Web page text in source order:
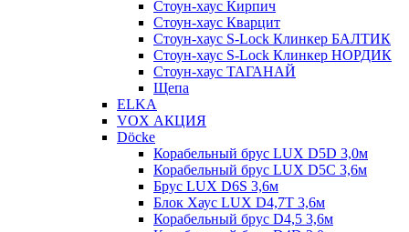
Стоун-хаус Кирпич
Стоун-хаус Кварцит
Стоун-хаус S-Lock Клинкер БАЛТИК
Стоун-хаус S-Lock Клинкер НОРДИК
Стоун-хаус ТАГАНАЙ
Щепа
ELKA
VOX АКЦИЯ
Döcke
Корабельный брус LUX D5D 3,0м
Корабельный брус LUX D5C 3,6м
Брус LUX D6S 3,6м
Блок Хаус LUX D4,7T 3,6м
Корабельный брус D4,5 3,6м